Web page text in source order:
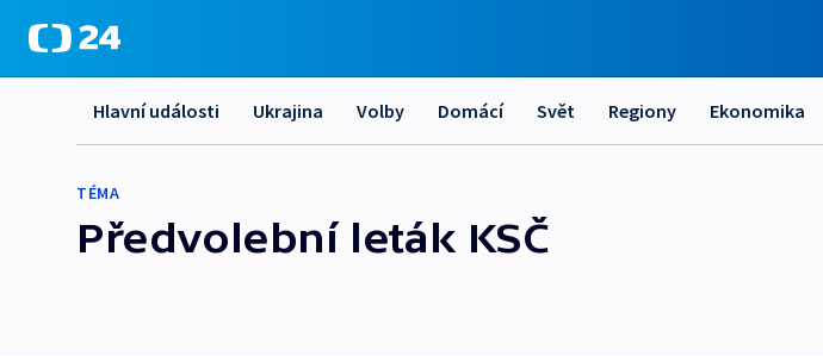
Hlavní události Ukrajina Volby Domácí Svět Regiony Ekonomika
TÉMA
Předvolební leták KSČ